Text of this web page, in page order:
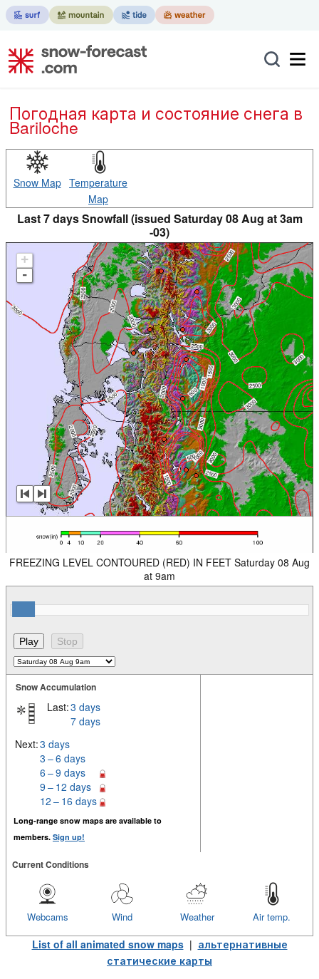
Погодная карта и состояние снега в
Bariloche
Snow Map Temperature
Map
Last 7 days Snowfall (issued Saturday 08 Aug at 3am
-03)
+
-
FREEZING LEVEL CONTOURED (RED) IN FEET Saturday 08 Aug
at 9am
Snow Accumulation
Last:3 days
7 days
Next:3 days
3 – 6 days
6 – 9 days
9 – 12 days
12 – 16 days
Long-range snow maps are available to
members. Sign up!
Current Conditions
Air temp.
Weather
Wind
Webcams
List of all animated snow maps| альтернативные
статические карты